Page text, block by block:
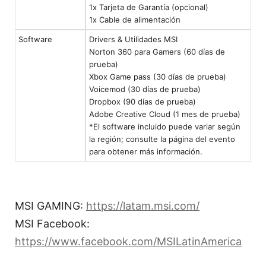
1x Tarjeta de Garantía (opcional)
1x Cable de alimentación
Software
Drivers & Utilidades MSI
Norton 360 para Gamers (60 días de
prueba)
Xbox Game pass (30 días de prueba)
Voicemod (30 días de prueba)
Dropbox (90 días de prueba)
Adobe Creative Cloud (1 mes de prueba)
*El software incluido puede variar según
la región; consulte la página del evento
para obtener más información.
MSI GAMING: https://latam.msi.com/
MSI Facebook:
https://www.facebook.com/MSILatinAmerica